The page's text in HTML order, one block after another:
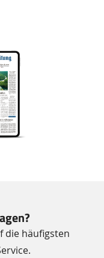
die häufigsten